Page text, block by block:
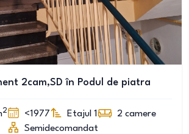
2cam,SD în Podul de piatra
2 <1977 Etajul 1 2 camere
Semidecomandat